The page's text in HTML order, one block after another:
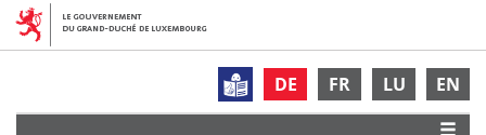
DE FR LU EN